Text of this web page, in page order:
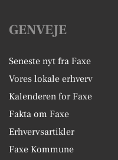
GENVEJE
Seneste nyt fra Faxe
Vores lokale erhverv
Kalenderen for Faxe
Fakta om Faxe
Erhvervsartikler
Faxe Kommune